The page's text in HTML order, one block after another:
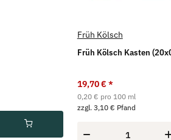
Früh Kölsch
Früh Kölsch Kasten
19,70 € *
0,20 € pro 100 ml
zzgl. 3,10 € Pfand